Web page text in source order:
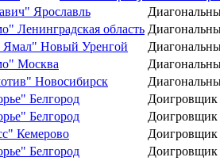
Ярославль
Ленинградская область
Ямал" Новый Уренгой
Москва
Новосибирск
Белгород
Доигровщик
Белгород
Доигровщик
Кемерово
Доигровщик
Белгород
Доигровщик